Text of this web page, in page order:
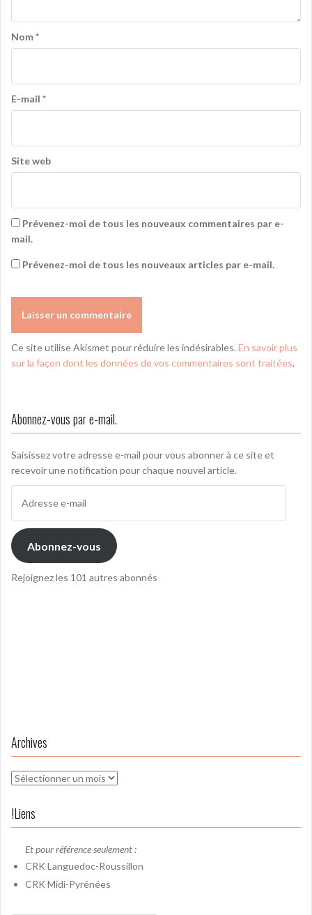
Nom*
E-mail *
Site web
Prévenez-moi de tous les nouveaux commentaires par e-
mail.
Prévenez-moi de tous les nouveaux articles par e-mail.
Ce site utilise Akismet pour réduire les indésirables. En savoir plus
sur la façon dont les données de vos commentaires sont traitées.
Abonnez-vous par e-mail.
Saisissez votre adresse e-mail pour vous abonner à ce site et
recevoir une notification pour chaque nouvel article.
mail
Abonnez-vous
Rejoignez les 101 autres abonnés
Archives
Archives
!Liens
Et pour référence seulement :
CRK Languedoc-Roussillon
CRK Midi-Pyrénées